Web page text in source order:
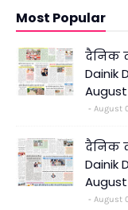
Most Popular
दैनिक
Dainik
August
दैनिक
Dainik
August